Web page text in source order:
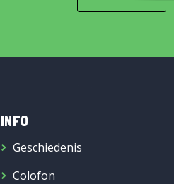
INFO
Geschiedenis
Colofon